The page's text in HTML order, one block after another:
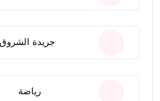
جريدة الشروق
رياضة